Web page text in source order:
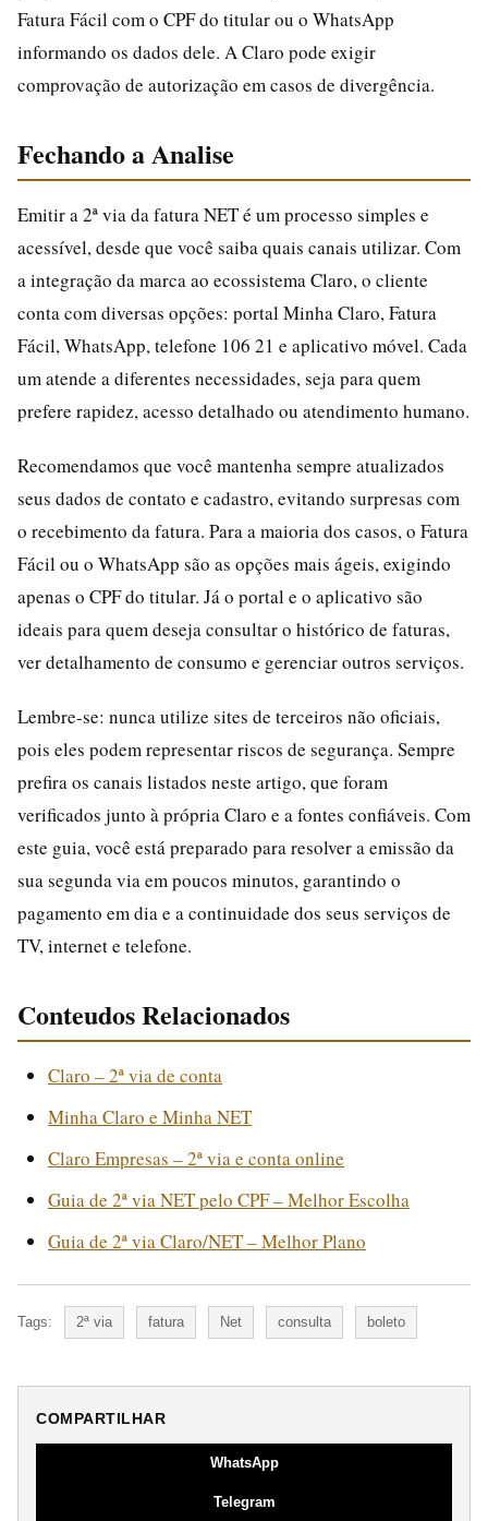
Fatura Fácil com o CPF do titular ou o WhatsApp
informando os dados dele. A Claro pode exigir
comprovação de autorização em casos de divergência.
Fechando a Analise
Emitir a 2ª via da fatura NET é um processo simples e
acessível, desde que você saiba quais canais utilizar. Com
a integração da marca ao ecossistema Claro, o cliente
conta com diversas opções: portal Minha Claro, Fatura
Fácil, WhatsApp, telefone 106 21 e aplicativo móvel. Cada
um atende a diferentes necessidades, seja para quem
prefere rapidez, acesso detalhado ou atendimento humano.
Recomendamos que você mantenha sempre atualizados
seus dados de contato e cadastro, evitando surpresas com
o recebimento da fatura. Para a maioria dos casos, o Fatura
Fácil ou o WhatsApp são as opções mais ágeis, exigindo
apenas o CPF do titular. Já o portal e o aplicativo são
ideais para quem deseja consultar o histórico de faturas,
ver detalhamento de consumo e gerenciar outros serviços.
Lembre-se: nunca utilize sites de terceiros não oficiais,
pois eles podem representar riscos de segurança. Sempre
prefira os canais listados neste artigo, que foram
verificados junto à própria Claro e a fontes confiáveis. Com
este guia, você está preparado para resolver a emissão da
sua segunda via em poucos minutos, garantindo o
pagamento em dia e a continuidade dos seus serviços de
TV, internet e telefone.
Conteudos Relacionados
Claro – 2ª via de conta
Minha Claro e Minha NET
Claro Empresas – 2ª via e conta online
Guia de 2ª via NET pelo CPF – Melhor Escolha
Guia de 2ª via Claro/NET – Melhor Plano
Tags: 2ª via fatura Net consulta boleto
COMPARTILHAR
WhatsApp
Telegram